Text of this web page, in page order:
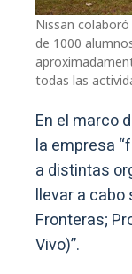
Nissan
de 1000
todas las
En el marco
la empresa
a distintas
llevar a
Fronteras;
Vivo)”.